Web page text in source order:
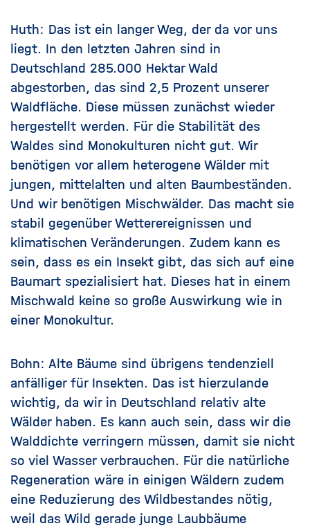
Huth: Das ist ein langer Weg, der da vor uns
liegt. In den letzten Jahren sind in
Deutschland 285.000 Hektar Wald
abgestorben, das sind 2,5 Prozent unserer
Waldfläche. Diese müssen zunächst wieder
hergestellt werden. Für die Stabilität des
Waldes sind Monokulturen nicht gut. Wir
benötigen vor allem heterogene Wälder mit
jungen, mittelalten und alten Baumbeständen.
Und wir benötigen Mischwälder. Das macht sie
stabil gegenüber Wetterereignissen und
klimatischen Veränderungen. Zudem kann es
sein, dass es ein Insekt gibt, das sich auf eine
Baumart spezialisiert hat. Dieses hat in einem
Mischwald keine so große Auswirkung wie in
einer Monokultur.
Bohn: Alte Bäume sind übrigens tendenziell
anfälliger für Insekten. Das ist hierzulande
wichtig, da wir in Deutschland relativ alte
Wälder haben. Es kann auch sein, dass wir die
Walddichte verringern müssen, damit sie nicht
so viel Wasser verbrauchen. Für die natürliche
Regeneration wäre in einigen Wäldern zudem
eine Reduzierung des Wildbestandes nötig,
weil das Wild gerade junge Laubbäume